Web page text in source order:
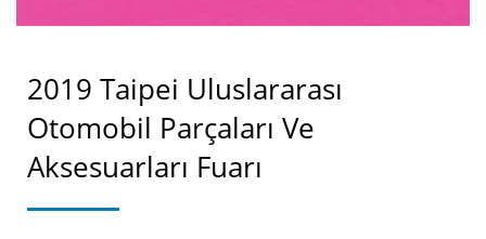
2019 Taipei Uluslararası
Otomobil Parçaları Ve
Aksesuarları Fuarı